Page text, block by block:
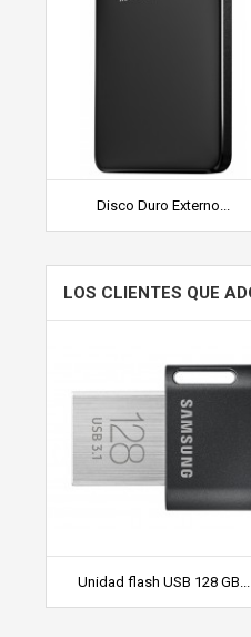
Disco Duro Externo...
LOS CLIENTES QUE
Unidad flash USB 128 GB...